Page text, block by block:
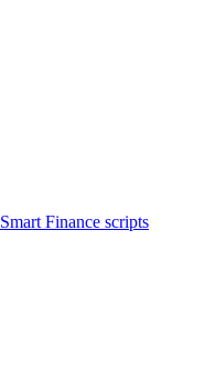
Smart Finance scripts